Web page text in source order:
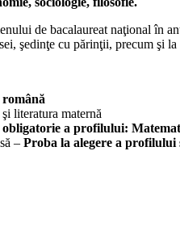
de bacalaureat naţional în
şedinţe cu părinţii, precum şi
literatura maternă
a profilului:
– Proba la alegere a profilului